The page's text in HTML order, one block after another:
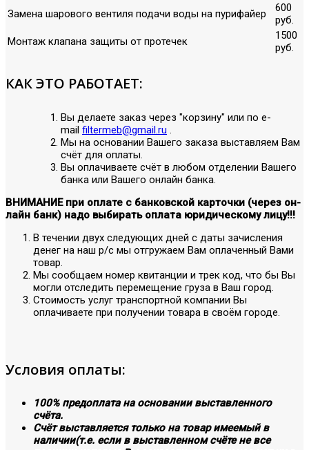
Замена шарового вентиля подачи воды на пурифайер
600
руб.
Монтаж клапана защиты от протечек
1500
руб.
КАК ЭТО РАБОТАЕТ:
Вы делаете заказ через "корзину" или по е-
mail filtermeb@gmail.ru .
Мы на основании Вашего заказа выставляем Вам
счёт для оплаты.
Вы оплачиваете счёт в любом отделении Вашего
банка или Вашего онлайн банка.
ВНИМАНИЕ при оплате с банковской карточки (через он-
лайн банк) надо выбирать оплата юридическому лицу!!!
В течении двух следующих дней с даты зачисления
денег на наш р/с мы отгружаем Вам оплаченный Вами
товар.
Мы сообщаем номер квитанции и трек код, что бы Вы
могли отследить перемещение груза в Ваш город.
Стоимость услуг транспортной компании Вы
оплачиваете при получении товара в своём городе.
Условия оплаты:
100% предоплата на основании выставленного
счёта.
Счёт выставляется только на товар имеемый в
наличии(т.е. если в выставленном счёте не все